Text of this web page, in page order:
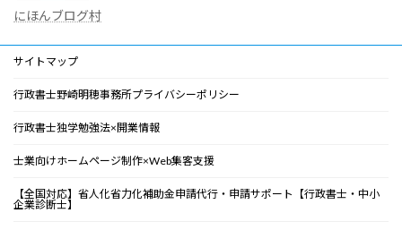
にほんブログ村
サイトマップ
行政書士野崎明穂事務所プライバシーポリシー
行政書士独学勉強法×開業情報
士業向けホームページ制作×Web集客支援
【全国対応】省人化省力化補助金申請代行・申請サポート【行政書士・中小
企業診断士】